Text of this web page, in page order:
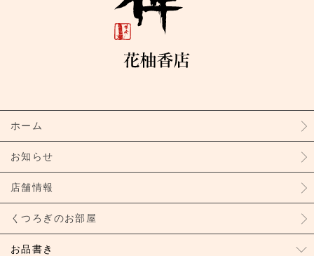
ホーム
お知らせ
店舗情報
くつろぎのお部屋
お品書き